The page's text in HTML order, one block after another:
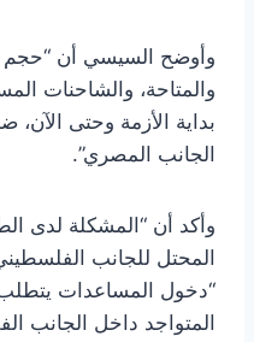
وأوضح السيسي أن “حجم
والمتاحة، والشاحنات
بداية الأزمة وحتى
الجانب المصري”.
وأكد أن “المشكلة لدى
المحتل للجانب
“دخول المساعدات
المتواجد داخل الجانب